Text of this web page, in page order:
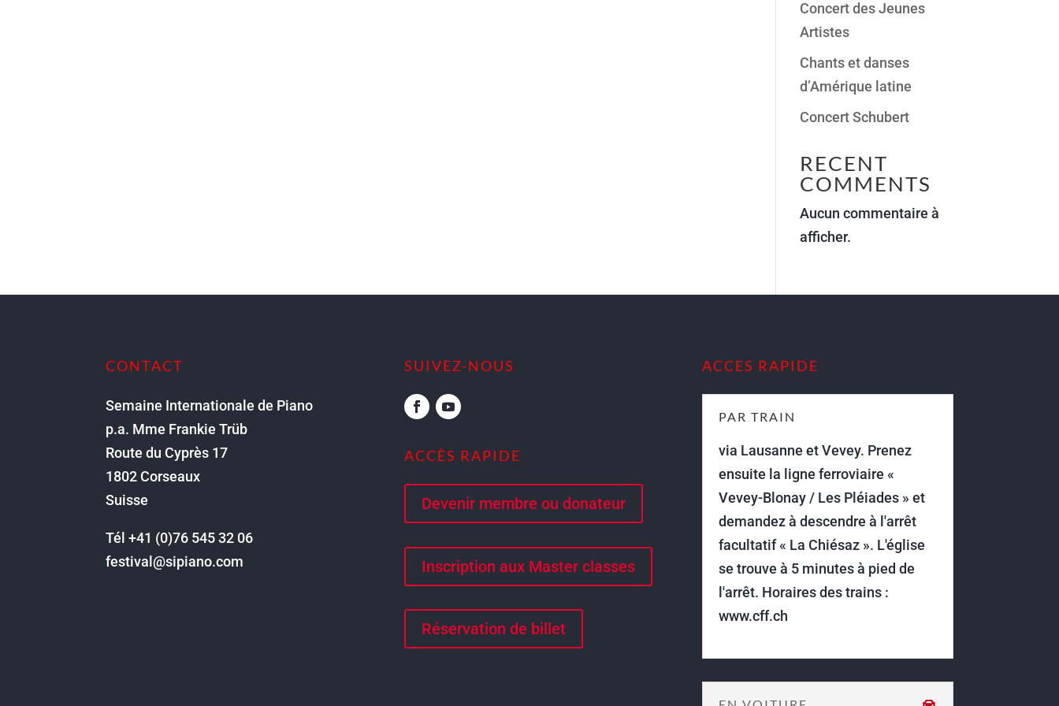
Concert des Jeunes
Artistes
Chants et danses
d’Amérique latine
Concert Schubert
RECENT
COMMENTS
Aucun commentaire à
afficher.
CONTACT
Semaine Internationale de Piano
p.a. Mme Frankie Trüb
Route du Cyprès 17
1802 Corseaux
Suisse
Tél +41 (0)76 545 32 06
festival@sipiano.com
SUIVEZ-NOUS
ACCÈS RAPIDE
Devenir membre ou donateur
Inscription aux Master classes
Réservation de billet
ACCES RAPIDE
PAR TRAIN
via Lausanne et Vevey. Prenez
ensuite la ligne ferroviaire «
Vevey-Blonay / Les Pléiades » et
demandez à descendre à l'arrêt
facultatif « La Chiésaz ». L'église
se trouve à 5 minutes à pied de
l'arrêt. Horaires des trains :
www.cff.ch